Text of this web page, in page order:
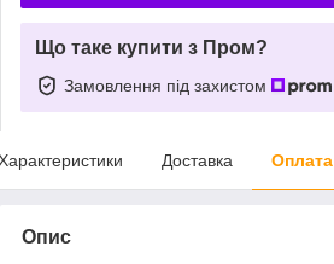
Що таке купити з Пром?
Замовлення під захистом
Доставка Оплата
Опис